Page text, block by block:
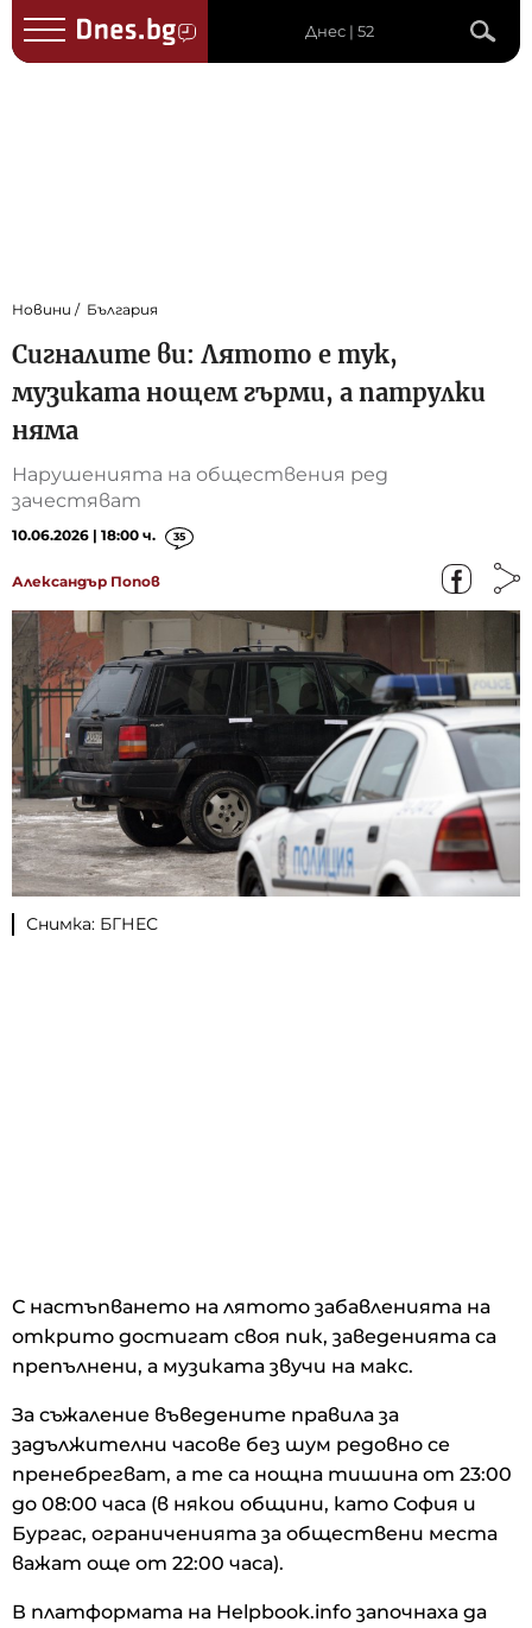
Днес | 52
Новини България
Сигналите ви: Лятото е тук,
музиката нощем гърми, а патрулки
няма
Нарушенията на обществения ред
зачестяват
10.06.2026 | 18:00 ч. 35
Александър Попов
Снимка: БГНЕС
С настъпването на лятото забавленията на
открито достигат своя пик, заведенията са
препълнени, а музиката звучи на макс.
За съжаление въведените правила за
задължителни часове без шум редовно се
пренебрегват, а те са нощна тишина от 23:00
до 08:00 часа (в някои общини, като София и
Бургас, ограниченията за обществени места
важат още от 22:00 часа).
В платформата на Helpbook.info започнаха да